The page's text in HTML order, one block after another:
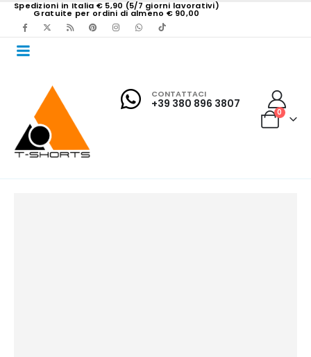
Spedizioni in Italia € 5,90 (5/7 giorni lavorativi)
Gratuite per ordini di almeno € 90,00
CONTATTACI
+39 380 896 3807
0